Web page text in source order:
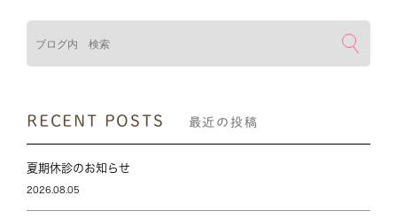
検索
RECENT POSTS 最近の投稿
夏期休診のお知らせ
2026.08.05